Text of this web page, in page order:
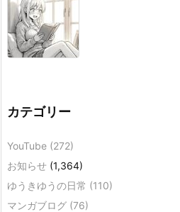
カテゴリー
YouTube (272)
お知らせ (1,364)
ゆうきゆうの日常 (110)
マンガブログ (76)